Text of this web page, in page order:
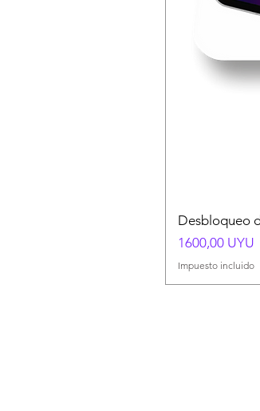
Desbloqueo
Precio
1600,00 UYU
Impuesto incluido